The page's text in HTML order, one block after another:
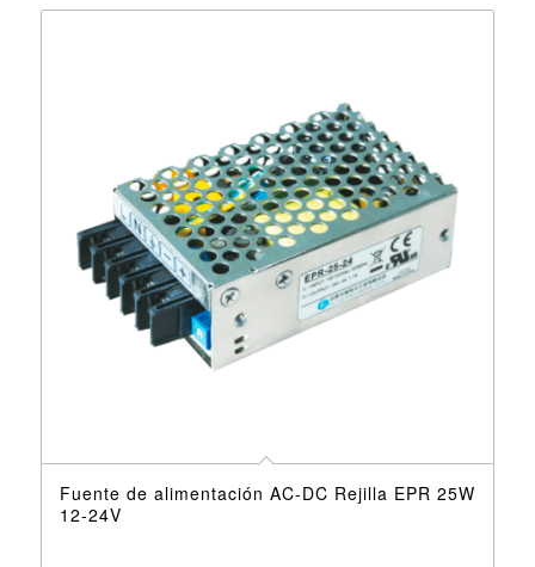
Fuente de alimentación AC-DC Rejilla EPR 25W
12-24V